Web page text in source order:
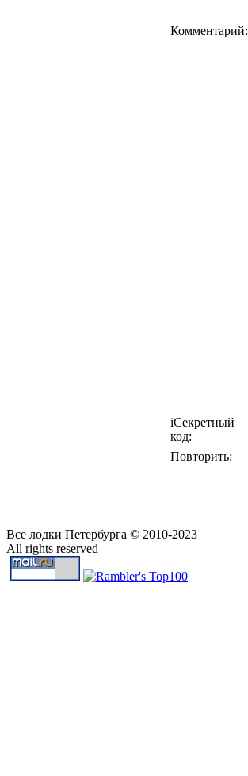
Комментарий:
iСекретный
код:
Повторить:
Все лодки Петербурга © 2010-2023
All rights reserved